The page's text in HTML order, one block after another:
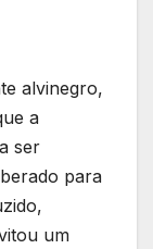
alvinegro,
a
ser
para
um